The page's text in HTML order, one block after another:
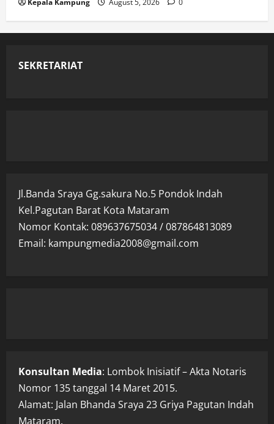
SEKRETARIAT
Jl.Banda Sraya Gg.sakura No.5 Pondok Indah
Kel.Pagutan Barat Kota Mataram
Nomor Kontak: 089637675034 / 087864813089
Email: kampungmedia2008@gmail.com
Konsultan Media: Lombok Inisiatif – Akta Notaris
Nomor 135 tanggal 14 Maret 2015.
Alamat: Jalan Bhanda Sraya 23 Griya Pagutan Indah
Mataram.